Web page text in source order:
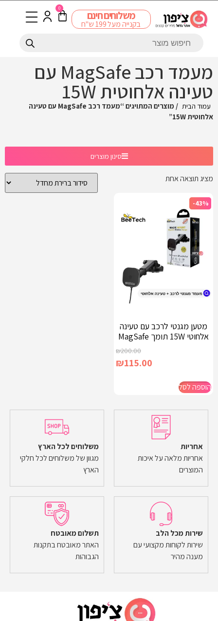
משלוחים חינם
בקנייה מעל 199 ש"ח
0
מעמד רכב MagSafe עם
טעינה אלחוטית 15W
עמוד הבית
/ מוצרים המתויגים “מעמד רכב MagSafe עם טעינה
אלחוטית 15W”
סינון מוצרים
מציג תוצאה אחת
-43%
מטען מגנטי לרכב עם טעינה
אלחוטי 15W תומך MagSafe
₪200.00
₪115.00
הוספה לסל
אחריות
אחריות מלאה על איכות
המוצרים
משלוחים לכל הארץ
מגוון של משלוחים לכל חלקי
הארץ
שירות מכל הלב
שירות לקוחות מקצועי עם
מענה מהיר
תשלום מאובטח
האתר מאובטח בתקנות
הגבוהות